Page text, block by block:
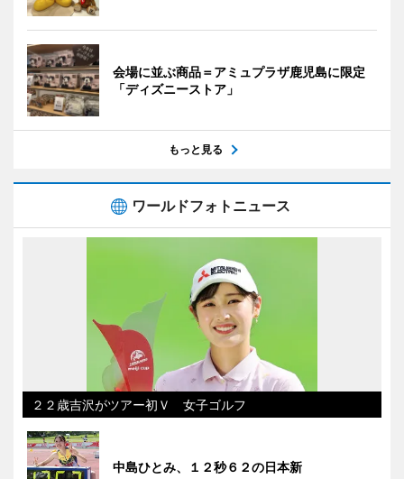
会場に並ぶ商品＝アミュプラザ鹿児島に限定
「ディズニーストア」
もっと見る
ワールドフォトニュース
２２歳吉沢がツアー初Ｖ 女子ゴルフ
中島ひとみ、１２秒６２の日本新